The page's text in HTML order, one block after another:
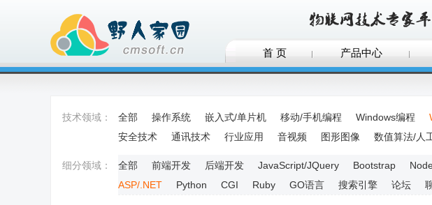
首 页 产品中心
技术领域： 全部 操作系统 嵌入式/单片机 移动/手机编程 Windows编程
安全技术
通讯技术 行业应用 音视频 图形图像 数值算法/人
细分领域： 全部 前端开发 后端开发 JavaScript/JQuery Bootstrap
ASP/.NET
Python CGI Ruby GO语言 搜索引擎 论坛